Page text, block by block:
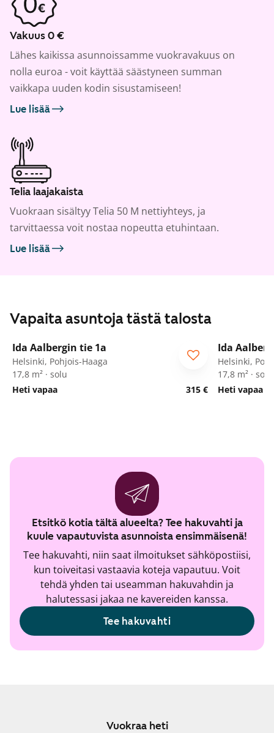
Vakuus 0 €
Lähes kaikissa asunnoissamme vuokravakuus on
nolla euroa - voit käyttää säästyneen summan
vaikkapa uuden kodin sisustamiseen!
Lue lisää
Telia laajakaista
Vuokraan sisältyy Telia 50 M nettiyhteys, ja
tarvittaessa voit nostaa nopeutta etuhintaan.
Lue lisää
Vapaita asuntoja tästä talosta
/34
Opiskelijalle
Ida Aalbergin tie 1a
Helsinki, Pohjois-Haaga
17,8 m² · solu
Heti vapaa
315 €
Ida
Helsinki,
17,8 m² · solu
Heti vapaa
Etsitkö kotia tältä alueelta? Tee hakuvahti ja
kuule vapautuvista asunnoista ensimmäisenä!
Tee hakuvahti, niin saat ilmoitukset sähköpostiisi,
kun toiveitasi vastaavia koteja vapautuu. Voit
tehdä yhden tai useamman hakuvahdin ja
halutessasi jakaa ne kavereiden kanssa.
Tee hakuvahti
Vuokraa heti